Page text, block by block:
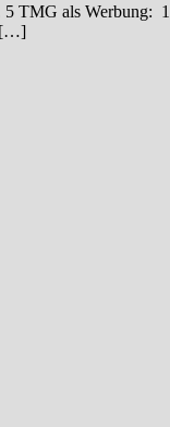
als Werbung:
[…]